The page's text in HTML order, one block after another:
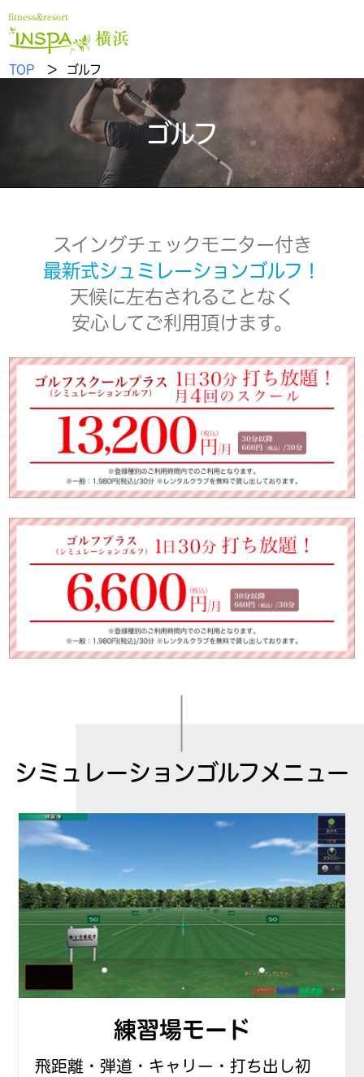
fitness&resort
横浜
TOP ＞ ゴルフ
ゴルフ
スイングチェックモニター付き
最新式シュミレーションゴルフ！
天候に左右されることなく
安心してご利用頂けます。
シミュレーションゴルフメニュー
練習場モード
飛距離・弾道・キャリー・打ち出し初